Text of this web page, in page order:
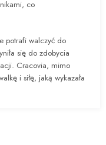
co
potrafi walczyć do
się do zdobycia
Cracovia, mimo
i siłę, jaką wykazała